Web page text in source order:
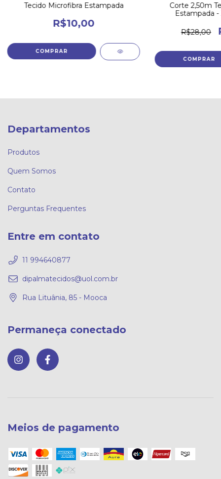
Tecido Microfibra Estampada
R$10,00
Corte 2,50m
Estampada -
R$28,00
Departamentos
Produtos
Quem Somos
Contato
Perguntas Frequentes
Entre em contato
11 994640877
dipalmatecidos@uol.com.br
Rua Lituânia, 85 - Mooca
Permaneça conectado
Meios de pagamento